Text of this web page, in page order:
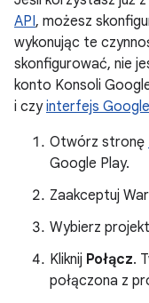
API, możesz
wykonując te
skonfigurować, nie
konto Konsoli
i czyinterfejs
Otwórz stronę
Google Play.
Zaakceptuj
Wybierz
Kliknij Połącz.
połączona z